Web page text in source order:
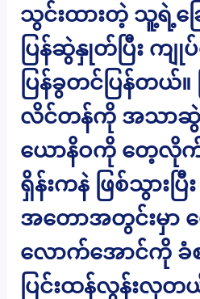
သွင်းထားတဲ့ သူ့ရဲ့ခြ
ပြန်ဆွဲနှုတ်ပြီး ကျုပ်
ပြန်ခွတင်ပြန်တယ်။
လိင်တန်ကို အသာဆွဲ
ယောနိဝကို တေ့လို
ရှိန်းကနဲ ဖြစ်သွားပြီ
အတောအတွင်းမှာ ဖ
လောက်အောင်ကို ခံ
ပြင်းထန်လွန်းလှတ